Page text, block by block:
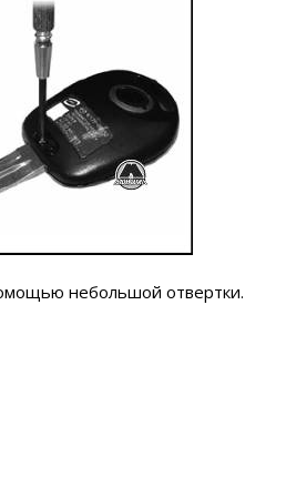
небольшой отвертки.